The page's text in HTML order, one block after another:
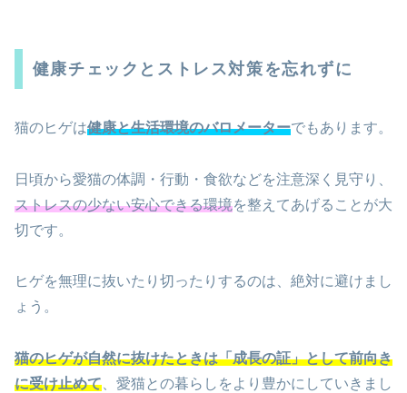
健康チェックとストレス対策を忘れずに
猫のヒゲは健康と生活環境のバロメーターでもあります。
日頃から愛猫の体調・行動・食欲などを注意深く見守り、
ストレスの少ない安心できる環境を整えてあげることが大
切です。
ヒゲを無理に抜いたり切ったりするのは、絶対に避けまし
ょう。
猫のヒゲが自然に抜けたときは「成長の証」として前向き
に受け止めて 、愛猫との暮らしをより豊かにしていきまし